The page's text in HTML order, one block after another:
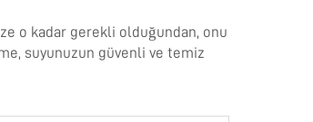
o kadar gerekli olduğundan, onu
suyunuzun güvenli ve temiz